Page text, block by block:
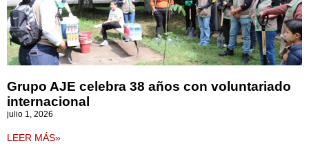
Grupo AJE celebra 38 años con voluntariado
internacional
julio 1, 2026
LEER MÁS»